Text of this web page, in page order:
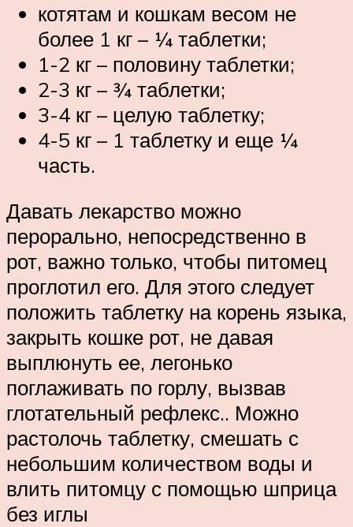
котятам и кошкам весом не
более 1 кг – ¼ таблетки;
1-2 кг – половину таблетки;
2-3 кг – ¾ таблетки;
3-4 кг – целую таблетку;
4-5 кг – 1 таблетку и еще ¼
часть.
Давать лекарство можно
перорально, непосредственно в
рот, важно только, чтобы питомец
проглотил его. Для этого следует
положить таблетку на корень языка,
закрыть кошке рот, не давая
выплюнуть ее, легонько
поглаживать по горлу, вызвав
глотательный рефлекс.. Можно
растолочь таблетку, смешать с
небольшим количеством воды и
влить питомцу с помощью шприца
без иглы